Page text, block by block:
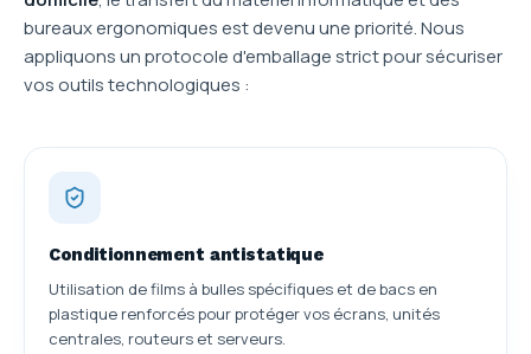
bureaux ergonomiques est devenu une priorité. Nous
appliquons un protocole d'emballage strict pour sécuriser
vos outils technologiques :
Conditionnement antistatique
Utilisation de films à bulles spécifiques et de bacs en
plastique renforcés pour protéger vos écrans, unités
centrales, routeurs et serveurs.